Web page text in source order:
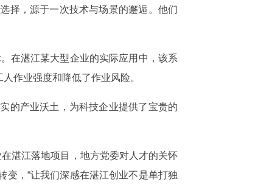
择，源于一次技术与场景的邂逅。他们
在湛江某大型企业的实际应用中，该系
作业强度和降低了作业风险。
的产业沃土，为科技企业提供了宝贵的
湛江落地项目，地方党委对人才的关怀
变，“让我们深感在湛江创业不是单打独